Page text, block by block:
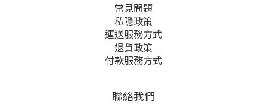
常見問題
私隱政策
運送服務方式
退貨政策
付款服務方式
聯絡我們